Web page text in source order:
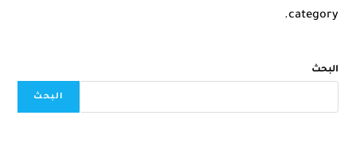
category.
البحث
البحث